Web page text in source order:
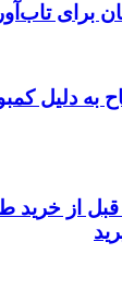
برای
به دلیل
از خرید